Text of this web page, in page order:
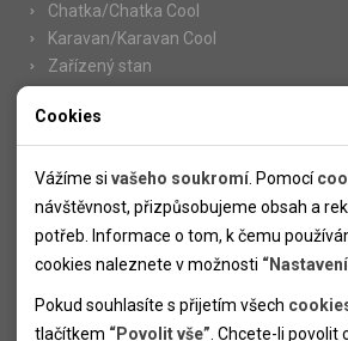
Chatka/Chatka Cool
Karavan/Karavan Cool
Zařízený stan
Informace
Novinky
Kolektivy
SUPER FIRST MINUTE
Informace k letním pobytům
Informace o letecké dopravě
Cookies
Vážíme si vašeho soukromí . Pomocí
návštěvnost, přizpůsobujeme obsah a
potřeb. Informace o tom, k čemu
cookies naleznete v možnosti
Pokud souhlasíte s přijetím všech
tlačítkem “Povolit vše” . Chcete-li
Nutné cookies pomáhají, aby byla
tak, že umožní základní funkce jako
přístup k zabezpečeným sekcím webové
stránka nemůže správně fungovat bez
Analytické cookies